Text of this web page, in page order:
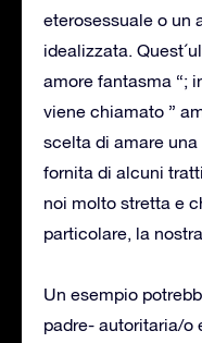
eterosessuale o un
idealizzata.
amore fantasma “;
viene chiamato ”
scelta di amare
fornita di alcuni
noi molto stretta e
particolare, la
Un esempio
padre- autoritaria/o